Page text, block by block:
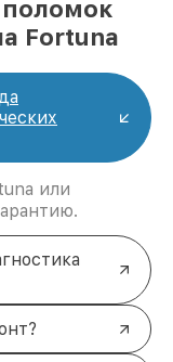
поломок
Fortuna
или